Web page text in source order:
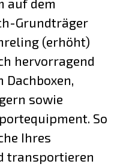
auf dem
Grundträger
(erhöht)
hervorragend
sowie
So
Ihres
transportieren